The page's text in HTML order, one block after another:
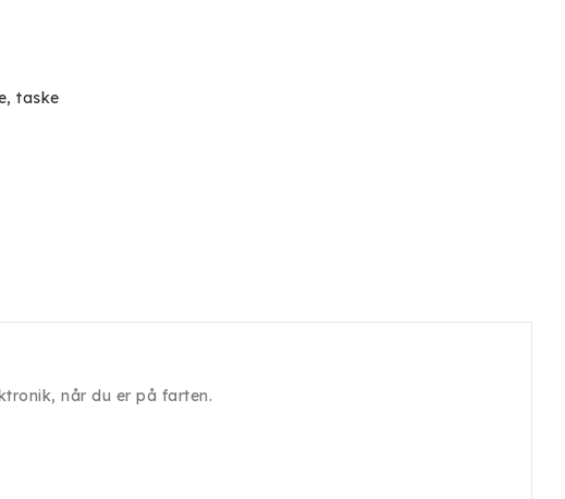
taske
når du er på farten.